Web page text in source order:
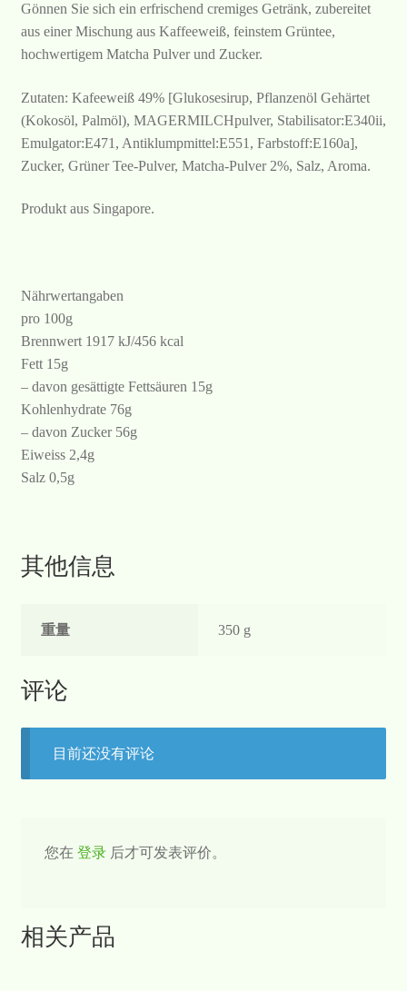
Gönnen Sie sich ein erfrischend cremiges Getränk, zubereitet
aus einer Mischung aus Kaffeeweiß, feinstem Grüntee,
hochwertigem Matcha Pulver und Zucker.
Zutaten: Kafeeweiß 49% [Glukosesirup, Pflanzenöl Gehärtet
(Kokosöl, Palmöl), MAGERMILCHpulver, Stabilisator:E340ii,
Emulgator:E471, Antiklumpmittel:E551, Farbstoff:E160a],
Zucker, Grüner Tee-Pulver, Matcha-Pulver 2%, Salz, Aroma.
Produkt aus Singapore.
Nährwertangaben
pro 100g
Brennwert 1917 kJ/456 kcal
Fett 15g
– davon gesättigte Fettsäuren 15g
Kohlenhydrate 76g
– davon Zucker 56g
Eiweiss 2,4g
Salz 0,5g
其他信息
重量 350 g
评论
目前还没有评论
您在 登录后才可发表评价。
相关产品